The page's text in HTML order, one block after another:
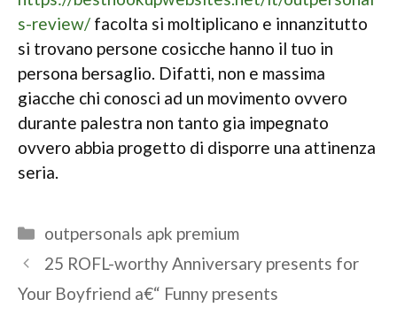
s-review/ facolta si moltiplicano e innanzitutto
si trovano persone cosicche hanno il tuo in
persona bersaglio. Difatti, non e massima
giacche chi conosci ad un movimento ovvero
durante palestra non tanto gia impegnato
ovvero abbia progetto di disporre una attinenza
seria.
Categories
outpersonals apk premium
25 ROFL-worthy Anniversary presents for
Your Boyfriend a€“ Funny presents